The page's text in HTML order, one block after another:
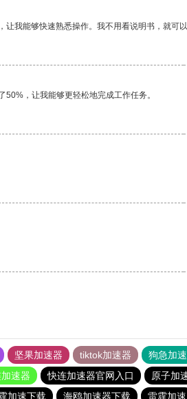
我能够快速熟悉操作。我不用看说明书，就可
，让我能够更轻松地完成工作任务。
坚果加速器 tiktok加速器 狗急加
速器 快连加速器官网入口 原子加
加速下载 海鸥加速器下载 雷霆加速